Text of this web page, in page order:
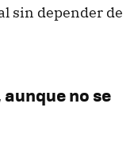
sin depender de
no se